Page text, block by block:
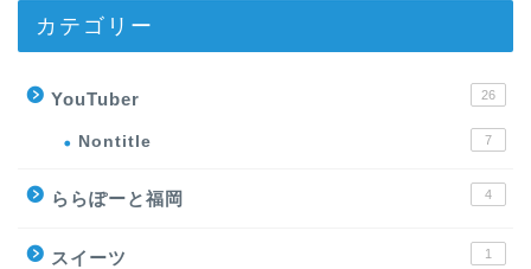
カテゴリー
YouTuber 26
Nontitle 7
ららぽーと福岡 4
スイーツ 1